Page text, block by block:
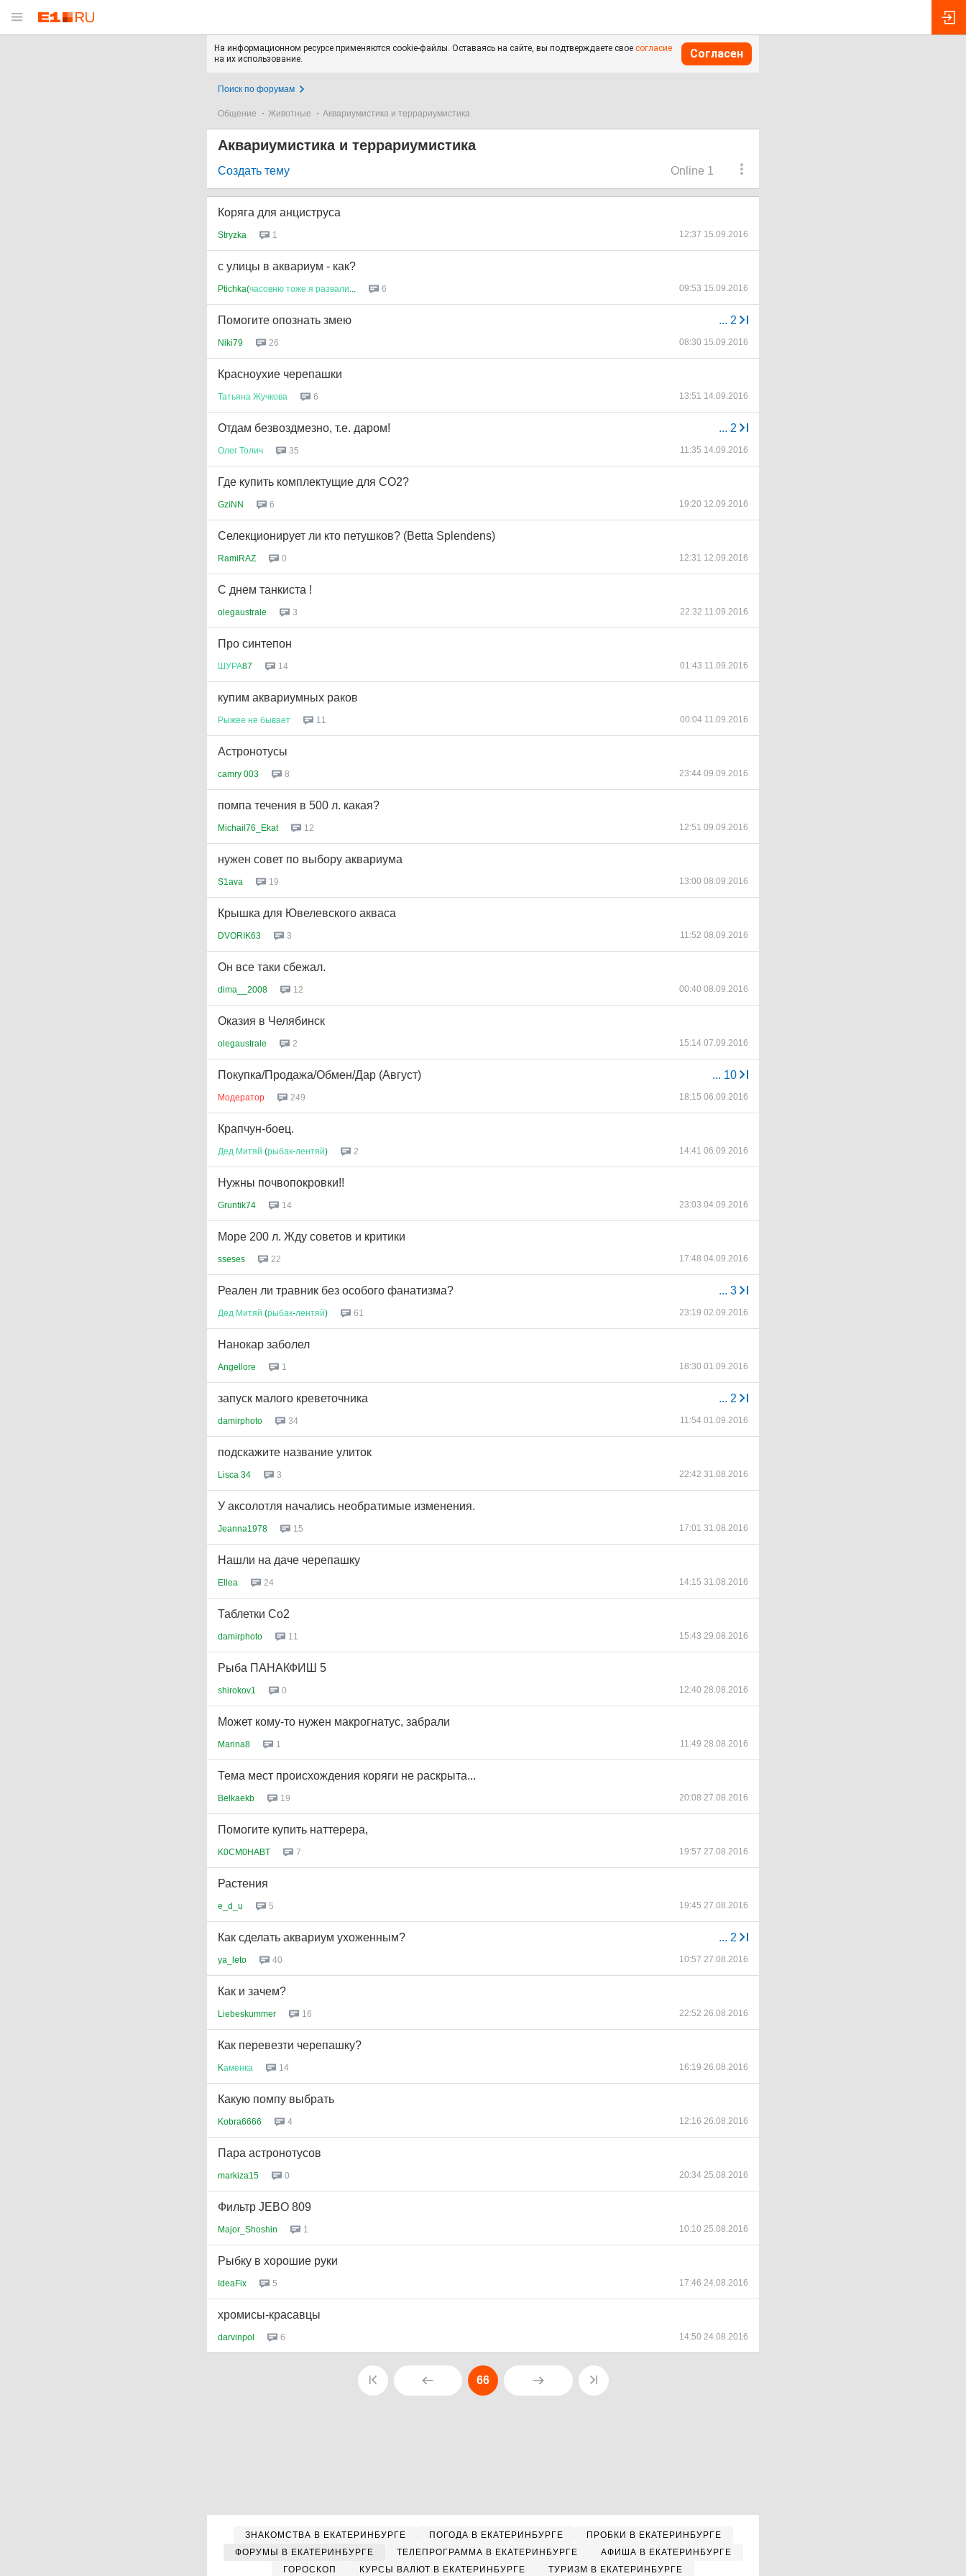
На информационном ресурсе применяются cookie-файлы. Оставаясь на сайте, вы подтверждаете свое согласие
на их использование.
Согласен
Поиск по форумам
Общение Животные Аквариумистика и террариумистика
Аквариумистика и террариумистика
Online 1
Создать тему
Коряга для анциструса
Stryzka 1 12:37 15.09.2016
с улицы в аквариум - как?
Ptichka(часовню тоже я развали 6 09:53 15.09.2016
... 2
Помогите опознать змею
Niki79 26 08:30 15.09.2016
Красноухие черепашки
Татьяна Жучкова 6 13:51 14.09.2016
... 2
Отдам безвоздмезно, т.е. даром!
Олег Толич 35 11:35 14.09.2016
Где купить комплектущие для CO2?
GziNN 6 19:20 12.09.2016
Селекционирует ли кто петушков? (Betta Splendens)
RamiRAZ 0 12:31 12.09.2016
С днем танкиста !
olegaustrale 3 22:32 11.09.2016
Про синтепон
ШУРА87 14 01:43 11.09.2016
купим аквариумных раков
Рыжее не бывает 11 00:04 11.09.2016
Астронотусы
camry 003 8 23:44 09.09.2016
помпа течения в 500 л. какая?
Michail76_Ekat 12 12:51 09.09.2016
нужен совет по выбору аквариума
S1ava 19 13:00 08.09.2016
Крышка для Ювелевского акваса
DVORIK63 3 11:52 08.09.2016
Он все таки сбежал.
dima__2008 12 00:40 08.09.2016
Оказия в Челябинск
olegaustrale 2 15:14 07.09.2016
... 10
Покупка/Продажа/Обмен/Дар (Август)
Модератор 249 18:15 06.09.2016
Крапчун-боец.
Дед Митяй (рыбак-лентяй) 2 14:41 06.09.2016
Нужны почвопокровки!!
Gruntik74 14 23:03 04.09.2016
Море 200 л. Жду советов и критики
sseses 22 17:48 04.09.2016
... 3
Реален ли травник без особого фанатизма?
Дед Митяй (рыбак-лентяй) 61 23:19 02.09.2016
Нанокар заболел
Angellore 1 18:30 01.09.2016
... 2
запуск малого креветочника
damirphoto 34 11:54 01.09.2016
подскажите название улиток
Lisca 34 3 22:42 31.08.2016
У аксолотля начались необратимые изменения.
Jeanna1978 15 17:01 31.08.2016
Нашли на даче черепашку
Ellea 24 14:15 31.08.2016
Таблетки Со2
damirphoto 11 15:43 29.08.2016
Рыба ПАНАКФИШ 5
shirokov1 0 12:40 28.08.2016
Может кому-то нужен макрогнатус, забрали
Marina8 1 11:49 28.08.2016
Тема мест происхождения коряги не раскрыта...
Belkaekb 19 20:08 27.08.2016
Помогите купить наттерера,
K0CM0HABT 7 19:57 27.08.2016
Растения
e_d_u 5 19:45 27.08.2016
... 2
Как сделать аквариум ухоженным?
ya_leto 40 10:57 27.08.2016
Как и зачем?
Liebeskummer 16 22:52 26.08.2016
Как перевезти черепашку?
Kаменка 14 16:19 26.08.2016
Какую помпу выбрать
Kobra6666 4 12:16 26.08.2016
Пара астронотусов
markiza15 0 20:34 25.08.2016
Фильтр JEBO 809
Major_Shoshin 1 10:10 25.08.2016
Рыбку в хорошие руки
IdeaFix 5 17:46 24.08.2016
хромисы-красавцы
darvinpol 6 14:50 24.08.2016
66
ЗНАКОМСТВА В ЕКАТЕРИНБУРГЕ ПОГОДА В ЕКАТЕРИНБУРГЕ
ПРОБКИ В ЕКАТЕРИНБУРГЕ
ФОРУМЫ В ЕКАТЕРИНБУРГЕ
ТЕЛЕПРОГРАММА В ЕКАТЕРИНБУРГЕ
АФИША В ЕКАТЕРИНБУРГЕ
ГОРОСКОП
КУРСЫ ВАЛЮТ В ЕКАТЕРИНБУРГЕ ТУРИЗМ В ЕКАТЕРИНБУРГЕ